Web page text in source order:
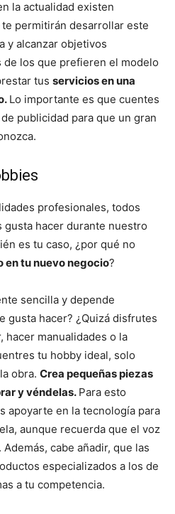
la actualidad existen
te permitirán desarrollar este
y alcanzar objetivos
de los que prefieren el modelo
tus servicios en una
Lo importante es que cuentes
publicidad para que un gran
profesionales, todos
hacer durante nuestro
es tu caso, ¿por qué no
tu nuevo negocio?
sencilla y depende
gusta hacer? ¿Quizá disfrutes
hacer manualidades o la
tu hobby ideal, solo
obra. Crea pequeñas piezas
y véndelas. Para esto
apoyarte en la tecnología para
aunque recuerda que el voz
cabe añadir, que las
especializados a los de
a tu competencia.